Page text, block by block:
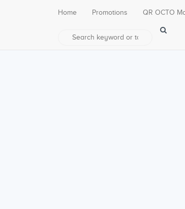
Home Promotions QR OCTO